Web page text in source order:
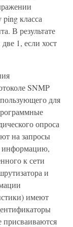
класса
В результате
1, если хост
SNMP
для
опроса
на запросы
информацию,
к сети
и
имеют
присваиваются